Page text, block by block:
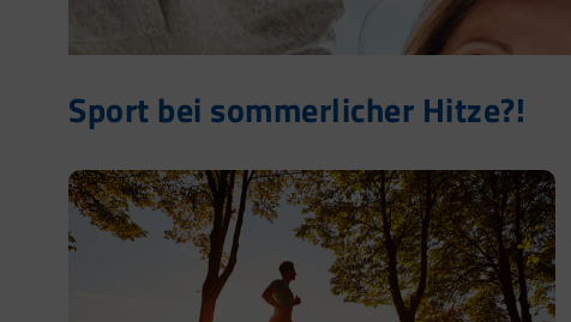
Sport bei sommerlicher Hitze?!